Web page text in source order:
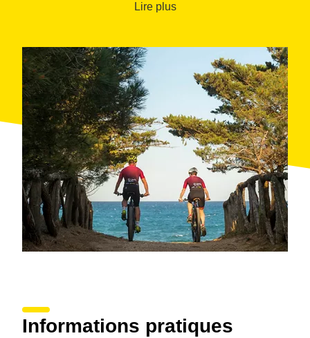
de départ pour explorer la baie de Roses et tout l'
naturel des Aiguamolls de l'Empordà
sont à proximité.
En outre, il est possible de pratiquer
de nombreuses
activités, du golf à la plongée sous-marine, en
passant par les itinéraires de VTT ou de bateau. La
gastronomie est aussi un atout de taille dans cette
région, avec l'anchoiscomme produit vedette.
Lire plus
Informations pratiques